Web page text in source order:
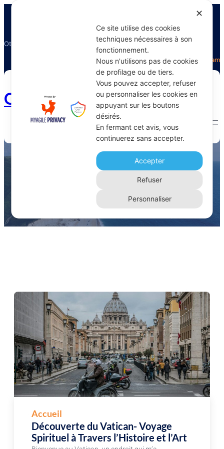
Otectours, le spécialiste du voyage
FacebookTwitterInstagram
Otectours.com
spiritualité
Home
Accueil
Découverte du Vatican- Voyage
Spirituel à Travers l’Histoire et l’Art
✕
Ce site utilise des cookies
techniques nécessaires à son
fonctionnement.
Nous n'utilisons pas de cookies
de profilage ou de tiers.
Vous pouvez accepter, refuser
ou personnaliser les cookies en
appuyant sur les boutons
désirés.
En fermant cet avis, vous
continuerez sans accepter.
Accepter
Refuser
Personnaliser